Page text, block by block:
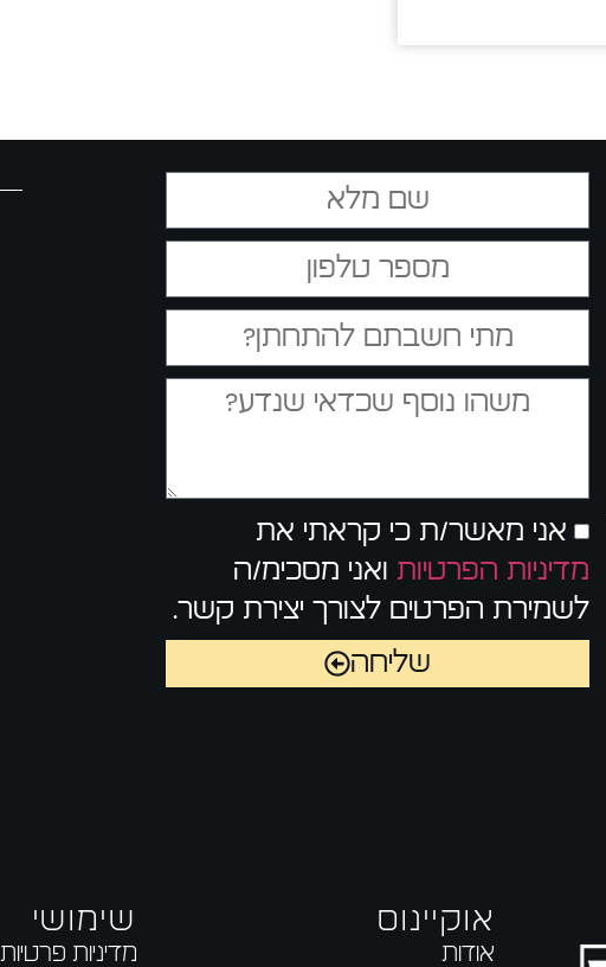
אני מאשר/ת כי קראתי את
מדיניות הפרטיות ואני מסכימ/ה
לשמירת הפרטים לצורך יצירת קשר.
שליחה
אוקיינוס
אודות
שימושי
מדיניות פרטיות